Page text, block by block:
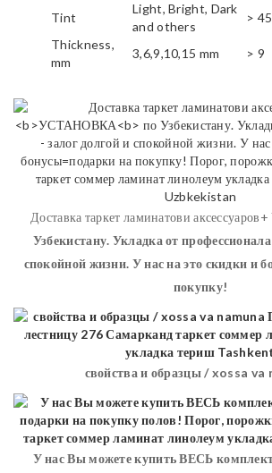
Tint
Light, Bright, Dark
and others
> 45
Thickness,
mm
3,6,9,10,15 mm > 9
Доставка таркет ламинатови аксессуаров+
Узбекистану. Укладка от
спокойной жизни. У нас на это скидки и
покупку!
свойства и образцы / xossa va
У нас Вы можете купить ВЕСЬ